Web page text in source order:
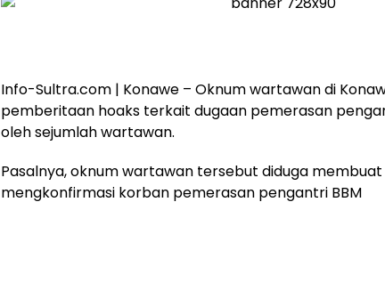
Info-Sultra.com | Konawe – Oknum wartawan di
pemberitaan hoaks terkait dugaan pemerasan
oleh sejumlah wartawan.
Pasalnya, oknum wartawan tersebut diduga
mengkonfirmasi korban pemerasan pengantri BBM